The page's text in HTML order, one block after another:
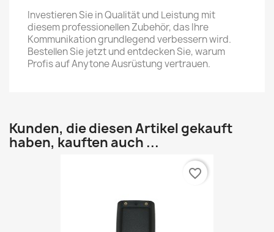
Investieren Sie in Qualität und Leistung mit
diesem professionellen Zubehör, das Ihre
Kommunikation grundlegend verbessern wird.
Bestellen Sie jetzt und entdecken Sie, warum
Profis auf Anytone Ausrüstung vertrauen.
Kunden, die diesen Artikel gekauft
haben, kauften auch ...
favorite_border